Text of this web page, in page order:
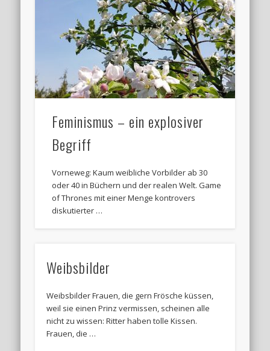
Feminismus – ein explosiver
Begriff
Vorneweg: Kaum weibliche Vorbilder ab 30
oder 40 in Büchern und der realen Welt. Game
of Thrones mit einer Menge kontrovers
diskutierter …
Weibsbilder
Weibsbilder Frauen, die gern Frösche küssen,
weil sie einen Prinz vermissen, scheinen alle
nicht zu wissen: Ritter haben tolle Kissen.
Frauen, die …